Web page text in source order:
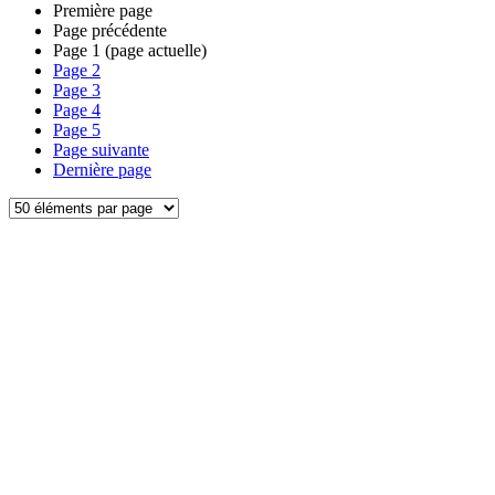
Première page
Page précédente
Page 1 (page actuelle)
Page 2
Page 3
Page 4
Page 5
Page suivante
Dernière page